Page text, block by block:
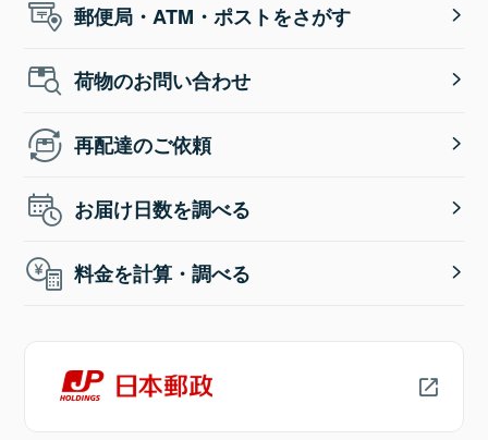
郵便局・ATM・ポストをさがす
荷物のお問い合わせ
再配達のご依頼
お届け日数を調べる
料金を計算・調べる